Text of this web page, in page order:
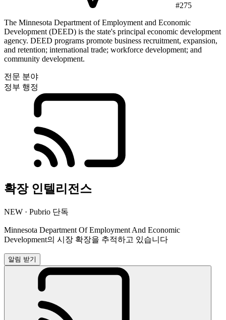
#275
The Minnesota Department of Employment and Economic
Development (DEED) is the state's principal economic development
agency. DEED programs promote business recruitment, expansion,
and retention; international trade; workforce development; and
community development.
전문 분야
정부 행정
확장 인텔리전스
NEW · Pubrio 단독
Minnesota Department Of Employment And Economic
Development의 시장 확장을 추적하고 있습니다
알림 받기